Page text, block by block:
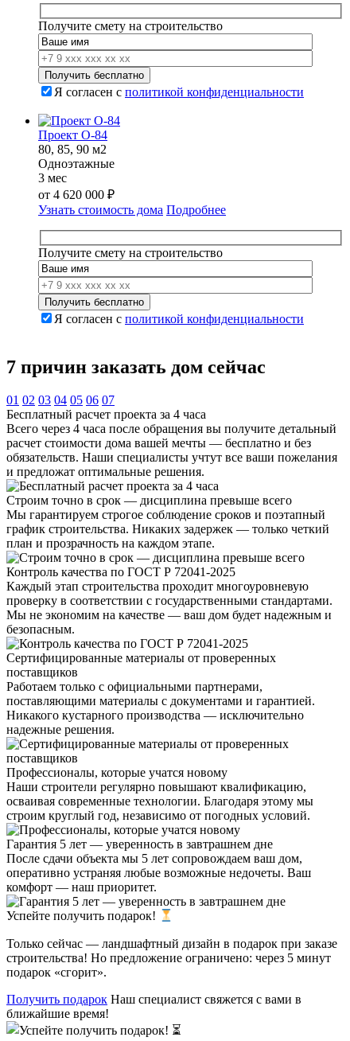
Получите смету на строительство
Я согласен с политикой конфиденциальности
Проект О-84
80, 85, 90 м2
Одноэтажные
3 мес
от 4 620 000 ₽
Узнать стоимость дома Подробнее
Получите смету на строительство
Я согласен с политикой конфиденциальности
7 причин заказать дом сейчас
01 02 03 04 05 06 07
Бесплатный расчет проекта за 4 часа
Всего через 4 часа после обращения вы получите детальный
расчет стоимости дома вашей мечты — бесплатно и без
обязательств. Наши специалисты учтут все ваши пожелания
и предложат оптимальные решения.
Строим точно в срок — дисциплина превыше всего
Мы гарантируем строгое соблюдение сроков и поэтапный
график строительства. Никаких задержек — только четкий
план и прозрачность на каждом этапе.
Контроль качества по ГОСТ Р 72041-2025
Каждый этап строительства проходит многоуровневую
проверку в соответствии с государственными стандартами.
Мы не экономим на качестве — ваш дом будет надежным и
безопасным.
Сертифицированные материалы от проверенных
поставщиков
Работаем только с официальными партнерами,
поставляющими материалы с документами и гарантией.
Никакого кустарного производства — исключительно
надежные решения.
Профессионалы, которые учатся новому
Наши строители регулярно повышают квалификацию,
осваивая современные технологии. Благодаря этому мы
строим круглый год, независимо от погодных условий.
Гарантия 5 лет — уверенность в завтрашнем дне
После сдачи объекта мы 5 лет сопровождаем ваш дом,
оперативно устраняя любые возможные недочеты. Ваш
комфорт — наш приоритет.
Успейте получить подарок!
Только сейчас — ландшафтный дизайн в подарок при заказе
строительства! Но предложение ограничено: через 5 минут
подарок «сгорит».
Получить подарок Наш специалист свяжется с вами в
ближайшие время!